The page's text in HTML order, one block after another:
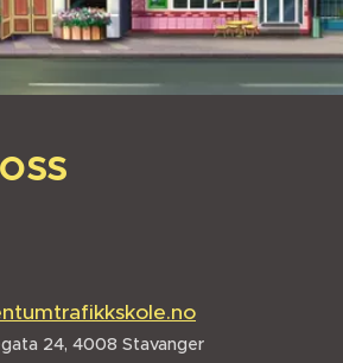
24, 4008 Stavanger